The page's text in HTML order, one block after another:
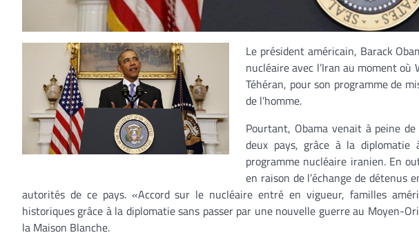
Le président américain, Barack
nucléaire avec l’Iran au moment
Téhéran, pour son programme de
de l’homme.
Pourtant, Obama venait à peine
deux pays, grâce à la
programme nucléaire iranien. En
en raison de l’échange de détenus
autorités de ce pays. «Accord sur le nucléaire entré en vigueur, familles
historiques grâce à la diplomatie sans passer par une nouvelle guerre au Moyen-
la Maison Blanche.